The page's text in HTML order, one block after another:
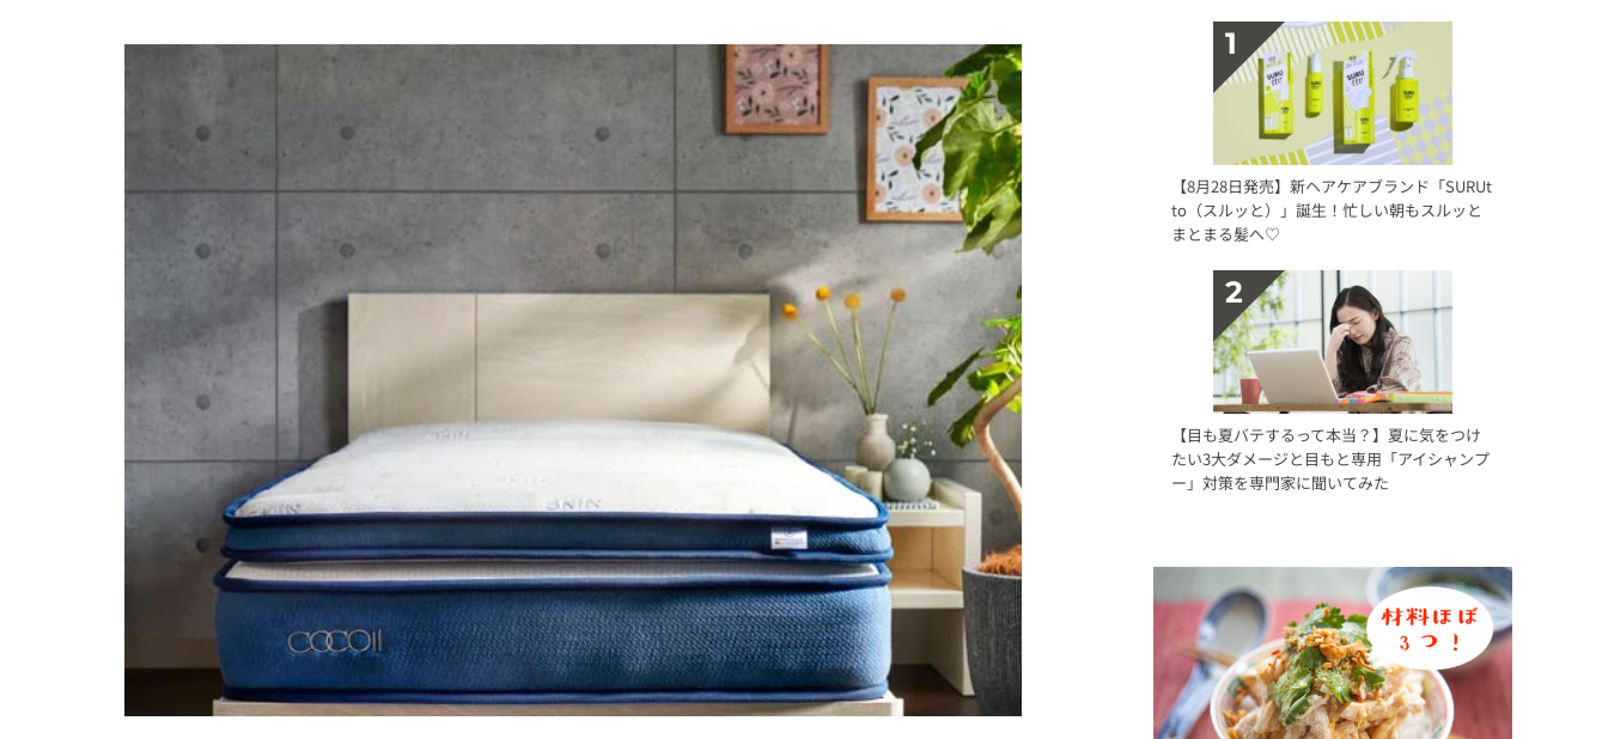
【8月28日発売】新ヘアケアブランド「SURUt
to（スルッと）」誕生！忙しい朝もスルッと
まとまる髪へ♡
【目も夏バテするって本当？】夏に気をつけ
たい3大ダメージと目もと専用「アイシャンプ
ー」対策を専門家に聞いてみた